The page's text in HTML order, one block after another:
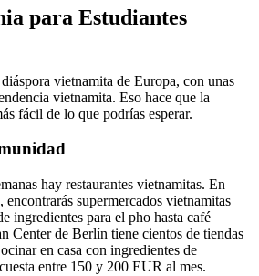
para Estudiantes
vietnamita de Europa, con unas
vietnamita. Eso hace que la
fácil de lo que podrías esperar.
hay restaurantes vietnamitas. En
supermercados vietnamitas
ingredientes para el pho hasta café
Center de Berlín tiene cientos de tiendas
en casa con ingredientes de
entre 150 y 200 EUR al mes.